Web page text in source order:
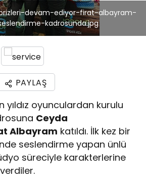
devam-ediyor-firat-albayram-
kadrosunda.jpg
PAYLAŞ
yıldız oyunculardan kurulu
Ceyda
Albayram katıldı. İlk kez bir
seslendirme yapan ünlü
süreciyle karakterlerine